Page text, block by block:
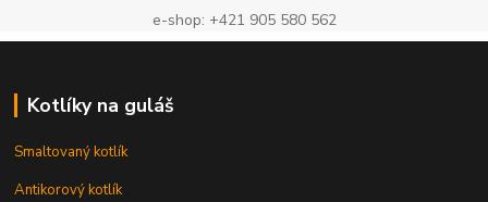
e-shop: +421 905 580 562
Kotlíky na guláš
Smaltovaný kotlík
Antikorový kotlík